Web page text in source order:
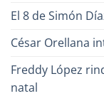
El 8 de Simón
César Orellana
Freddy López
natal